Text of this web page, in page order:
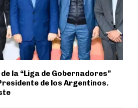
la “Liga de Gobernadores”
de los Argentinos.